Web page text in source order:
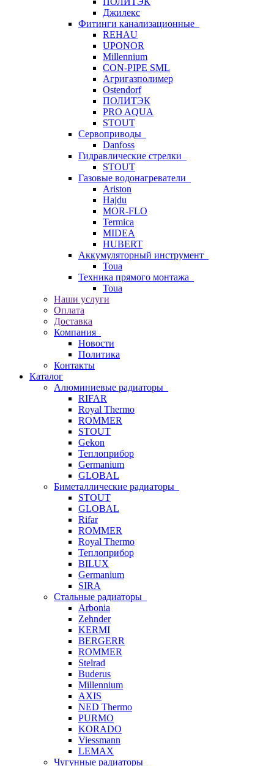
Джилекс
Фитинги канализационные
REHAU
UPONOR
Millennium
CON-PIPE SML
Агригазполимер
Ostendorf
ПОЛИТЭК
PRO AQUA
STOUT
Сервоприводы
Danfoss
Гидравлические стрелки
STOUT
Газовые водонагреватели
Ariston
Hajdu
MOR-FLO
Termica
MIDEA
HUBERT
Аккумуляторный инструмент
Toua
Техника прямого монтажа
Toua
Наши услуги
Оплата
Доставка
Компания
Новости
Политика
Контакты
Каталог
Алюминиевые радиаторы
RIFAR
Royal Thermo
ROMMER
STOUT
Gekon
Теплоприбор
Germanium
GLOBAL
Биметаллические радиаторы
STOUT
GLOBAL
Rifar
ROMMER
Royal Thermo
Теплоприбор
BILUX
Germanium
SIRA
Стальные радиаторы
Arbonia
Zehnder
KERMI
BERGERR
ROMMER
Stelrad
Buderus
Millennium
AXIS
NED Thermo
PURMO
KORADO
Viessmann
LEMAX
Чугунные радиаторы